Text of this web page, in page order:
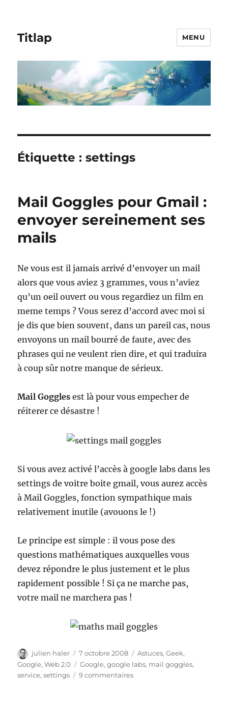
Titlap MENU
Étiquette :settings
Mail Goggles pour Gmail :
envoyer sereinement ses
mails
Ne vous est il jamais arrivé d’envoyer un mail
alors que vous aviez 3 grammes, vous n’aviez
qu’un oeil ouvert ou vous regardiez un film en
meme temps ? Vous serez d’accord avec moi si
je dis que bien souvent, dans un pareil cas, nous
envoyons un mail bourré de faute, avec des
phrases qui ne veulent rien dire, et qui traduira
à coup sûr notre manque de sérieux.
Mail Goggles est là pour vous empecher de
réiterer ce désastre !
Si vous avez activé l’accès à google labs dans les
settings de voitre boite gmail, vous aurez accès
à Mail Goggles, fonction sympathique mais
relativement inutile (avouons le !)
Le principe est simple : il vous pose des
questions mathématiques auxquelles vous
devez répondre le plus justement et le plus
rapidement possible ! Si ça ne marche pas,
votre mail ne marchera pas !
Auteur
julien haler
Publié
le
7 octobre 2008 Catégories
Astuces,Geek,
Google,Web 2.0 Étiquettes
Google,google labs, mail goggles,
service,settings 9 commentairessur